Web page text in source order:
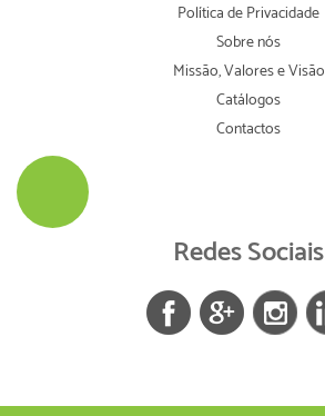
Política de Privacidade
Sobre nós
Missão, Valores e Visão
Catálogos
Contactos
Redes Sociais